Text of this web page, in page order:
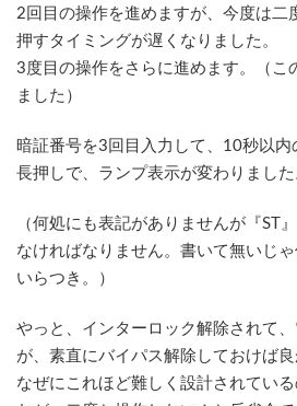
2回目の操作を進めますが、今度は二
押すタイミングが遅くなりました。
3度目の操作をさらに進めます。（こ
ました）
暗証番号を3回目入力して、10秒以内
長押しで、ランプ表示が変わりました
（何処にも表記がありませんが『ST
なければなりません。書いて無いじ
いらつき。）
やっと、インターロック解除されて
が、素直にバイパス解除しておけば良
なぜにこれほど難しく設計されてい